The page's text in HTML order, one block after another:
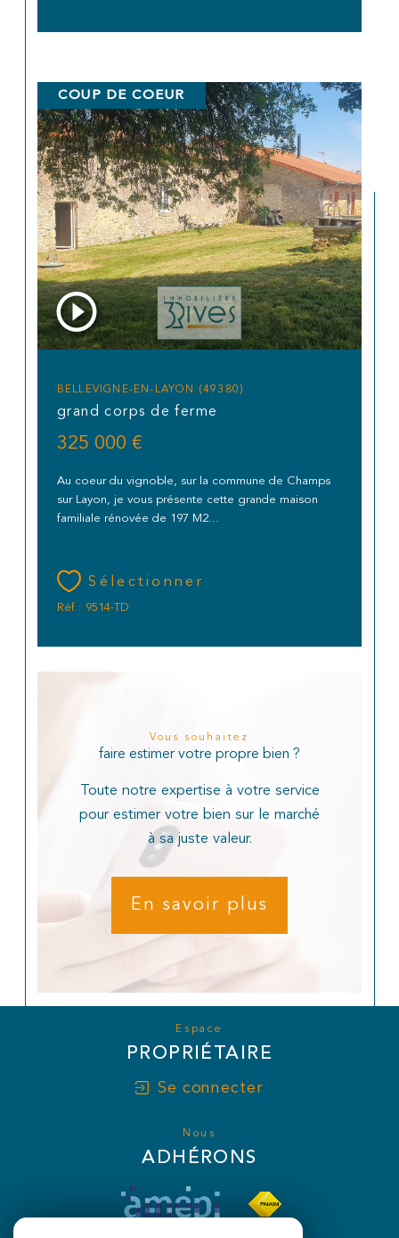
BELLEVIGNE-EN-LAYON (49380)
grand corps de ferme
325 000 €
Au coeur du vignoble, sur la commune de Champs
sur Layon, je vous présente cette grande maison
familiale rénovée de 197 M2...
Sélectionner
Réf : 9514-TD
COUP DE COEUR
Vous souhaitez
faire estimer votre propre bien ?
Toute notre expertise à votre service
pour estimer votre bien sur le marché
à sa juste valeur.
En savoir plus
Espace
PROPRIÉTAIRE
Se connecter
Nous
ADHÉRONS